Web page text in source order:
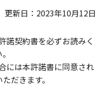
更新日：2023年10月12日
諾契約書を必ずお読みく
には本許諾書に同意され
だきます。